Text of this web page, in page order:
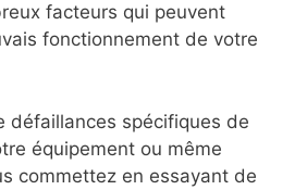
facteurs qui peuvent
fonctionnement de votre
défaillances spécifiques de
équipement ou même
commettez en essayant de